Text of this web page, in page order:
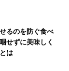
るのを防ぐ食べ
せずに美味しく
は